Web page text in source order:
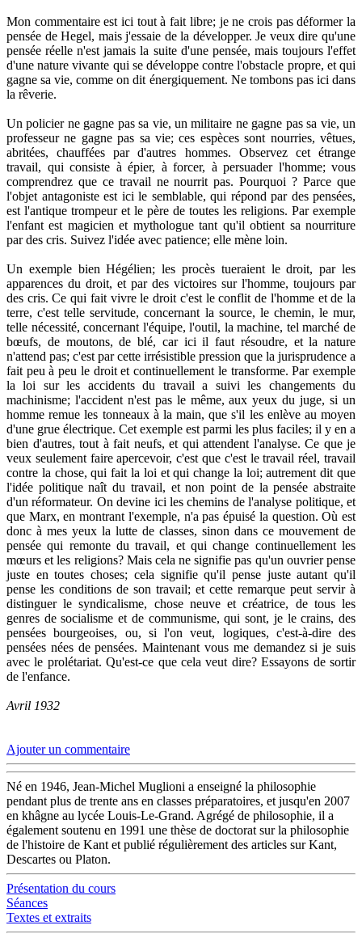
Mon commentaire est ici tout à fait libre; je ne crois pas déformer la
pensée de Hegel, mais j'essaie de la développer. Je veux dire qu'une
pensée réelle n'est jamais la suite d'une pensée, mais toujours l'effet
d'une nature vivante qui se développe contre l'obstacle propre, et qui
gagne sa vie, comme on dit énergiquement. Ne tombons pas ici dans
la rêverie.
Un policier ne gagne pas sa vie, un militaire ne gagne pas sa vie, un
professeur ne gagne pas sa vie; ces espèces sont nourries, vêtues,
abritées, chauffées par d'autres hommes. Observez cet étrange
travail, qui consiste à épier, à forcer, à persuader l'homme; vous
comprendrez que ce travail ne nourrit pas. Pourquoi ? Parce que
l'objet antagoniste est ici le semblable, qui répond par des pensées,
est l'antique trompeur et le père de toutes les religions. Par exemple
l'enfant est magicien et mythologue tant qu'il obtient sa nourriture
par des cris. Suivez l'idée avec patience; elle mène loin.
Un exemple bien Hégélien; les procès tueraient le droit, par les
apparences du droit, et par des victoires sur l'homme, toujours par
des cris. Ce qui fait vivre le droit c'est le conflit de l'homme et de la
terre, c'est telle servitude, concernant la source, le chemin, le mur,
telle nécessité, concernant l'équipe, l'outil, la machine, tel marché de
bœufs, de moutons, de blé, car ici il faut résoudre, et la nature
n'attend pas; c'est par cette irrésistible pression que la jurisprudence a
fait peu à peu le droit et continuellement le transforme. Par exemple
la loi sur les accidents du travail a suivi les changements du
machinisme; l'accident n'est pas le même, aux yeux du juge, si un
homme remue les tonneaux à la main, que s'il les enlève au moyen
d'une grue électrique. Cet exemple est parmi les plus faciles; il y en a
bien d'autres, tout à fait neufs, et qui attendent l'analyse. Ce que je
veux seulement faire apercevoir, c'est que c'est le travail réel, travail
contre la chose, qui fait la loi et qui change la loi; autrement dit que
l'idée politique naît du travail, et non point de la pensée abstraite
d'un réformateur. On devine ici les chemins de l'analyse politique, et
que Marx, en montrant l'exemple, n'a pas épuisé la question. Où est
donc à mes yeux la lutte de classes, sinon dans ce mouvement de
pensée qui remonte du travail, et qui change continuellement les
mœurs et les religions? Mais cela ne signifie pas qu'un ouvrier pense
juste en toutes choses; cela signifie qu'il pense juste autant qu'il
pense les conditions de son travail; et cette remarque peut servir à
distinguer le syndicalisme, chose neuve et créatrice, de tous les
genres de socialisme et de communisme, qui sont, je le crains, des
pensées bourgeoises, ou, si l'on veut, logiques, c'est-à-dire des
pensées nées de pensées. Maintenant vous me demandez si je suis
avec le prolétariat. Qu'est-ce que cela veut dire? Essayons de sortir
de l'enfance.
Avril 1932
Ajouter un commentaire
Né en 1946, Jean-Michel Muglioni a enseigné la philosophie
pendant plus de trente ans en classes préparatoires, et jusqu'en 2007
en khâgne au lycée Louis-Le-Grand. Agrégé de philosophie, il a
également soutenu en 1991 une thèse de doctorat sur la philosophie
de l'histoire de Kant et publié régulièrement des articles sur Kant,
Descartes ou Platon.
Présentation du cours
Séances
Textes et extraits